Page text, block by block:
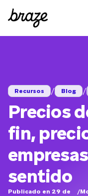
Recursos / Blog /
Precios
fin,
sentido
Publicado en 29 de
/